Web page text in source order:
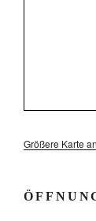
Größere Karte